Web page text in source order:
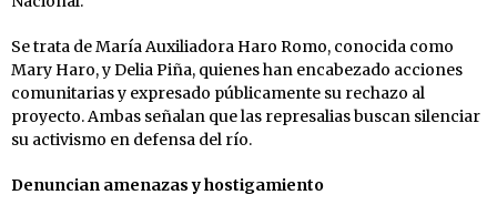
Se trata de María Auxiliadora Haro Romo, conocida como
Mary Haro, y Delia Piña, quienes han encabezado acciones
comunitarias y expresado públicamente su rechazo al
proyecto. Ambas señalan que las represalias buscan silenciar
su activismo en defensa del río.
Denuncian amenazas y hostigamiento